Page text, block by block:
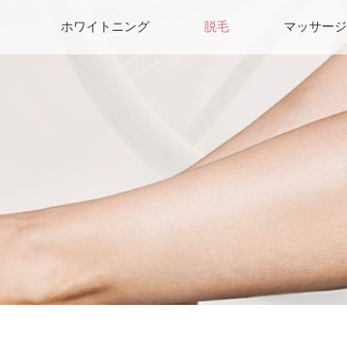
ホワイトニング 脱毛 マッサージ